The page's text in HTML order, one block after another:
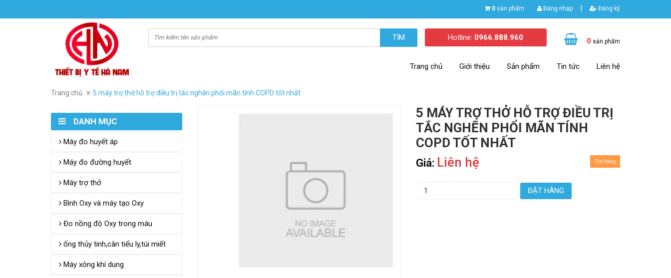
0 sản phẩm Đăng nhập | Đăng ký
TÌM Hotline: 0966.888.960 0 sản phẩm
Trang chủ Giới thiệu Sản phẩm Tin tức Liên hệ
Trang chủ 5 máy trợ thở hỗ trợ điều trị tắc nghẽn phổi mãn tính COPD tốt nhất
5 MÁY TRỢ THỞ HỖ TRỢ ĐIỀU TRỊ
TẮC NGHẼN PHỔI MÃN TÍNH
COPD TỐT NHẤT
Giá: Liên hệ Còn hàng
ĐẶT HÀNG
DANH MỤC
Máy đo huyết áp
Máy đo đường huyết
Máy trợ thở
Bình Oxy và máy tạo Oxy
Đo nồng độ Oxy trong máu
ống thủy tinh,cân tiểu ly,túi miết
Máy xông khí dung